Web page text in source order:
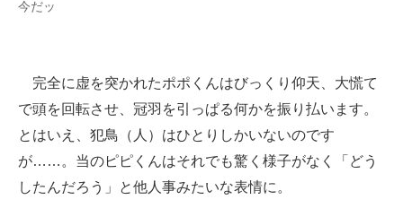
今だッ
完全に虚を突かれたポポくんはびっくり仰天、大慌て
で頭を回転させ、冠羽を引っぱる何かを振り払います。
とはいえ、犯鳥（人）はひとりしかいないのです
が……。当のピピくんはそれでも驚く様子がなく「どう
したんだろう」と他人事みたいな表情に。